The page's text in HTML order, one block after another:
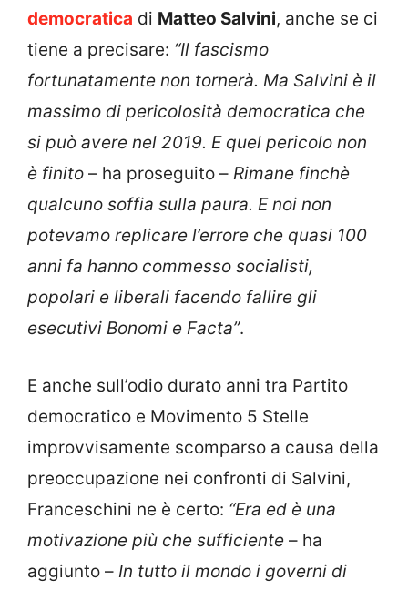
democratica di Matteo Salvini, anche se ci
tiene a precisare: “Il fascismo
fortunatamente non tornerà. Ma Salvini è il
massimo di pericolosità democratica che
si può avere nel 2019. E quel pericolo non
è finito – ha proseguito – Rimane finchè
qualcuno soffia sulla paura. E noi non
potevamo replicare l’errore che quasi 100
anni fa hanno commesso socialisti,
popolari e liberali facendo fallire gli
esecutivi Bonomi e Facta”.
E anche sull’odio durato anni tra Partito
democratico e Movimento 5 Stelle
improvvisamente scomparso a causa della
preoccupazione nei confronti di Salvini,
Franceschini ne è certo: “Era ed è una
motivazione più che sufficiente – ha
aggiunto – In tutto il mondo i governi di